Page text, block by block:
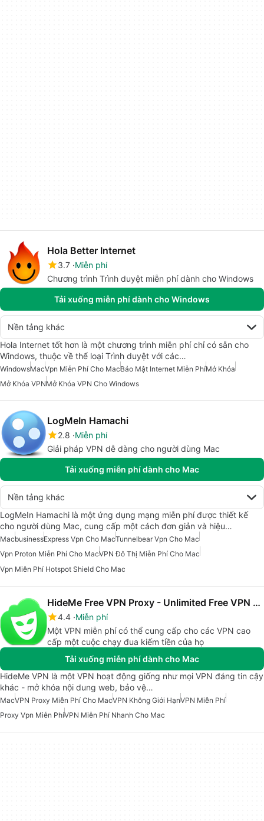
Hola Better Internet
3.7 Miễn phí
Chương trình Trình duyệt miễn phí dành cho Windows
Tải xuống miễn phí dành cho Windows
Nền tảng khác
Hola Internet tốt hơn là một chương trình miễn phí chỉ có sẵn cho
Windows, thuộc về thể loại Trình duyệt với các…
WindowsMacVpn Miễn Phí Cho MacBảo Mật Internet Miễn PhíMở Khóa
Mở Khóa VPNMở Khóa VPN Cho Windows
LogMeIn Hamachi
2.8 Miễn phí
Giải pháp VPN dễ dàng cho người dùng Mac
Tải xuống miễn phí dành cho Mac
Nền tảng khác
LogMeIn Hamachi là một ứng dụng mạng miễn phí được thiết kế
cho người dùng Mac, cung cấp một cách đơn giản và hiệu…
MacbusinessExpress Vpn Cho MacTunnelbear Vpn Cho Mac
Vpn Proton Miễn Phí Cho MacVPN Đô Thị Miễn Phí Cho Mac
Vpn Miễn Phí Hotspot Shield Cho Mac
HideMe Free VPN Proxy - Unlimited Free VPN Proxy
4.4 Miễn phí
Một VPN miễn phí có thể cung cấp cho các VPN cao
cấp một cuộc chạy đua kiếm tiền của họ
Tải xuống miễn phí dành cho Mac
HideMe VPN là một VPN hoạt động giống như mọi VPN đáng tin cậy
khác - mở khóa nội dung web, bảo vệ…
MacVPN Proxy Miễn Phí Cho MacVPN Không Giới HạnVPN Miễn Phí
Proxy Vpn Miễn PhíVPN Miễn Phí Nhanh Cho Mac